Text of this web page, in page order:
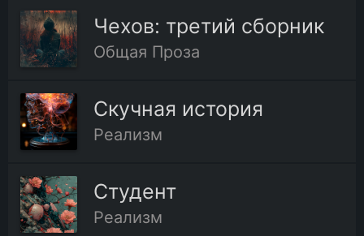
Чехов: третий сборник
Общая Проза
Скучная история
Реализм
Студент
Реализм